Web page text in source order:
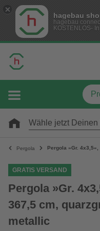
hagebau
hagebau
KOSTENLOS-
Wähle jetzt Deinen
Pergola Pergola »Gr.
GRATIS VERSAND
Pergola »Gr.
367,5 cm,
metallic